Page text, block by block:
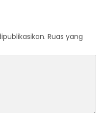
Ruas yang